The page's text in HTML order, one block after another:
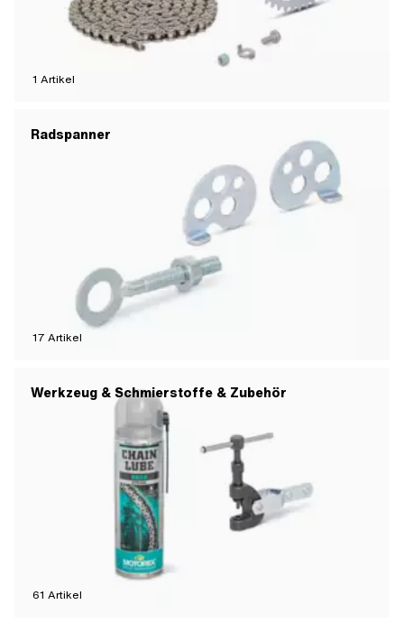
1 Artikel
Radspanner
17 Artikel
Werkzeug & Schmierstoffe & Zubehör
61 Artikel